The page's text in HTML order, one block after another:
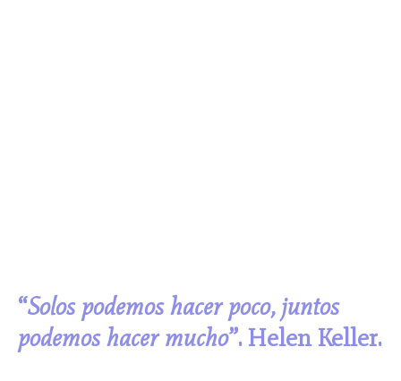
“Solos podemos hacer poco, juntos
podemos hacer mucho”. Helen Keller.